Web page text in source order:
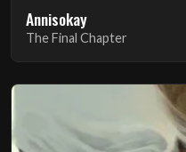
Annisokay
The Final Chapter